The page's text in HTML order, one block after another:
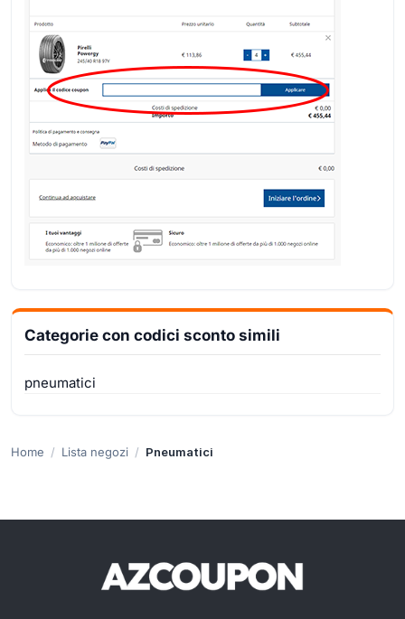
Categorie con codici sconto simili
pneumatici
Home Lista negozi Pneumatici